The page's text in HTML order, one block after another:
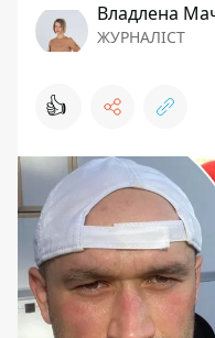
Владлена
ЖУРНАЛІСТ
👍